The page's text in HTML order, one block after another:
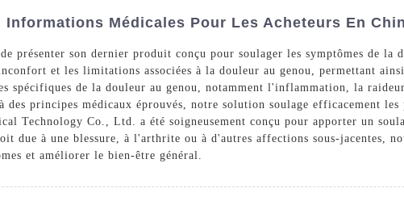
Médicales Pour Les Acheteurs En
présenter son dernier produit conçu pour soulager les symptômes de la
et les limitations associées à la douleur au genou, permettant
spécifiques de la douleur au genou, notamment l'inflammation, la
des principes médicaux éprouvés, notre solution soulage efficacement
Technology Co., Ltd. a été soigneusement conçu pour apporter un
due à une blessure, à l'arthrite ou à d'autres affections sous-jacentes,
et améliorer le bien-être général.